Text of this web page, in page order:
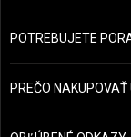
POTREBUJETE
PREČO NAKUPOVAŤ